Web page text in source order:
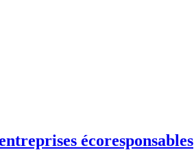
écoresponsables